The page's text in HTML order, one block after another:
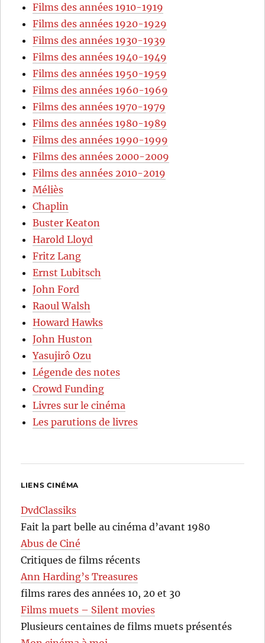
Films des années 1910-1919
Films des années 1920-1929
Films des années 1930-1939
Films des années 1940-1949
Films des années 1950-1959
Films des années 1960-1969
Films des années 1970-1979
Films des années 1980-1989
Films des années 1990-1999
Films des années 2000-2009
Films des années 2010-2019
Méliès
Chaplin
Buster Keaton
Harold Lloyd
Fritz Lang
Ernst Lubitsch
John Ford
Raoul Walsh
Howard Hawks
John Huston
Yasujirô Ozu
Légende des notes
Crowd Funding
Livres sur le cinéma
Les parutions de livres
LIENS CINÉMA
DvdClassiks
Fait la part belle au cinéma d’avant 1980
Abus de Ciné
Critiques de films récents
Ann Harding’s Treasures
films rares des années 10, 20 et 30
Films muets – Silent movies
Plusieurs centaines de films muets présentés